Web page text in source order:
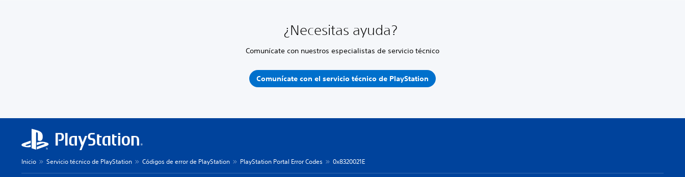
¿Necesitas ayuda?
Comunícate con nuestros especialistas de servicio técnico
Comunícate con el servicio técnico de PlayStation
Inicio Servicio técnico de PlayStation Códigos de error de PlayStation PlayStation Portal Error Codes 0x8320021E